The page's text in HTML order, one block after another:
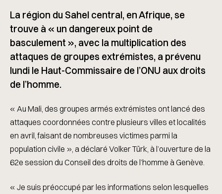
La région du Sahel central, en Afrique, se
trouve à « un dangereux point de
basculement », avec la multiplication des
attaques de groupes extrémistes, a prévenu
lundi le Haut-Commissaire de l’ONU aux droits
de l’homme.
« Au Mali, des groupes armés extrémistes ont lancé des
attaques coordonnées contre plusieurs villes et localités
en avril, faisant de nombreuses victimes parmi la
population civile », a déclaré Volker Türk, à l’ouverture de la
62e session du Conseil des droits de l’homme à Genève.
« Je suis préoccupé par les informations selon lesquelles